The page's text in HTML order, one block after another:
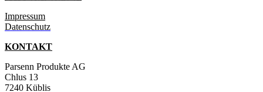
Impressum
Datenschutz
KONTAKT
Parsenn Produkte AG
Chlus 13
7240 Küblis